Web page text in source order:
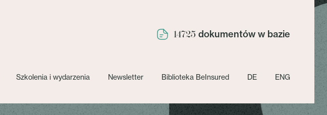
14725 dokumentów w bazie
Szkolenia i wydarzenia Newsletter Biblioteka BeInsured DE ENG